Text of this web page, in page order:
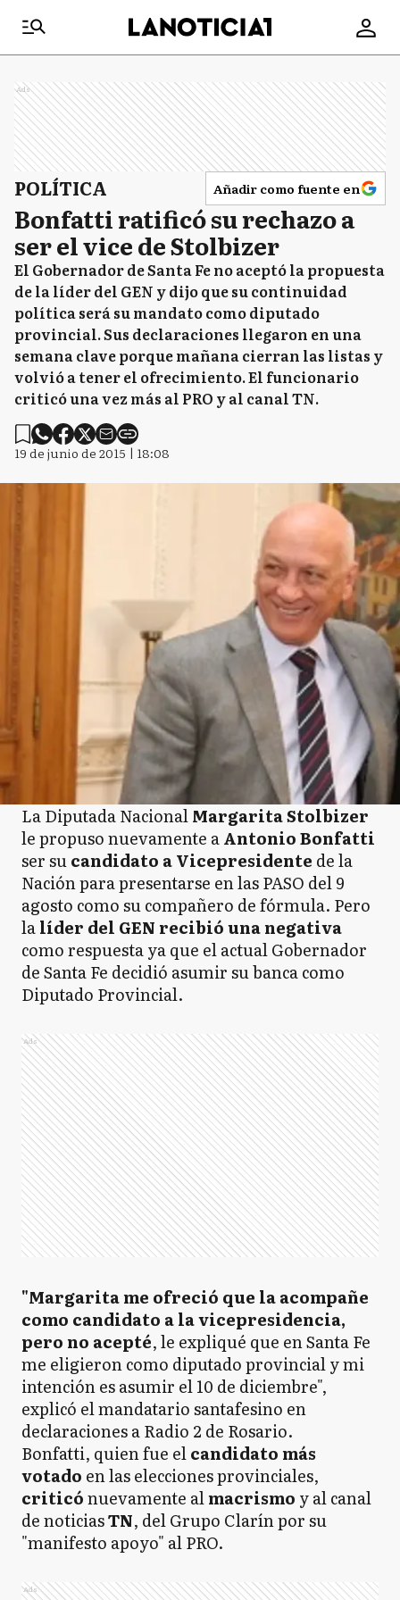
Ads
POLÍTICA Añadir como fuente en
Bonfatti ratificó su rechazo a
ser el vice de Stolbizer
El Gobernador de Santa Fe no aceptó la propuesta
de la líder del GEN y dijo que su continuidad
política será su mandato como diputado
provincial. Sus declaraciones llegaron en una
semana clave porque mañana cierran las listas y
volvió a tener el ofrecimiento. El funcionario
criticó una vez más al PRO y al canal TN.
19 de junio de 2015 | 18:08
La Diputada NacionalMargarita Stolbizer
le propuso nuevamente aAntonio Bonfatti
ser sucandidato a Vicepresidente de la
Nación para presentarse en las PASO del 9
agosto como su compañero de fórmula. Pero
lalíder del GEN recibió una negativa
como respuesta ya que el actual Gobernador
de Santa Fe decidió asumir su banca como
Diputado Provincial.
Ads
"Margarita me ofreció que la acompañe
como candidato a la vicepresidencia,
pero no acepté, le expliqué que en Santa Fe
me eligieron como diputado provincial y mi
intención es asumir el 10 de diciembre",
explicó el mandatario santafesino en
declaraciones a Radio 2 de Rosario.
Bonfatti, quien fue elcandidato más
votado en las elecciones provinciales,
criticónuevamente almacrismo y al canal
de noticiasTN, del Grupo Clarín por su
"manifesto apoyo" al PRO.
Ads